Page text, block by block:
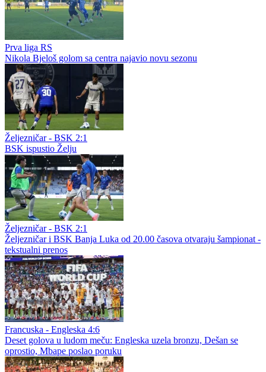
Prva liga RS
Nikola Bjeloš golom sa centra najavio novu sezonu
Željezničar - BSK 2:1
BSK ispustio Želju
Željezničar - BSK 2:1
Željezničar i BSK Banja Luka od 20.00 časova otvaraju šampionat -
tekstualni prenos
Francuska - Engleska 4:6
Deset golova u ludom meču: Engleska uzela bronzu, Dešan se
oprostio, Mbape poslao poruku